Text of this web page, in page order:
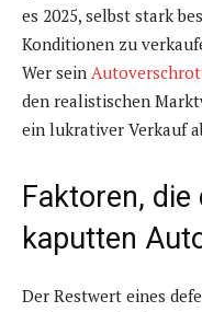
es 2025, selbst stark
Konditionen zu
Wer sein
den realistischen
ein lukrativer Verkauf
Faktoren,
kaputten
Der Restwert eines